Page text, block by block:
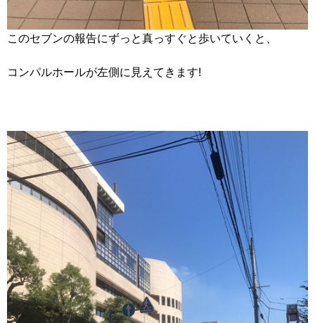
このセブンの報告にずっと真っすぐと歩いていくと、
コンパルホールが左側に見えてきます!